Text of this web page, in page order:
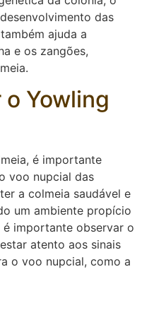
das
ajuda a
e os zangões,
Yowling
é importante
voo nupcial das
a colmeia saudável e
um ambiente propício
é importante observar o
atento aos sinais
o voo nupcial, como a